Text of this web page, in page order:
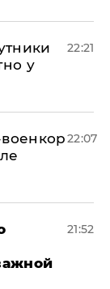
у
22:21
22:07
21:52